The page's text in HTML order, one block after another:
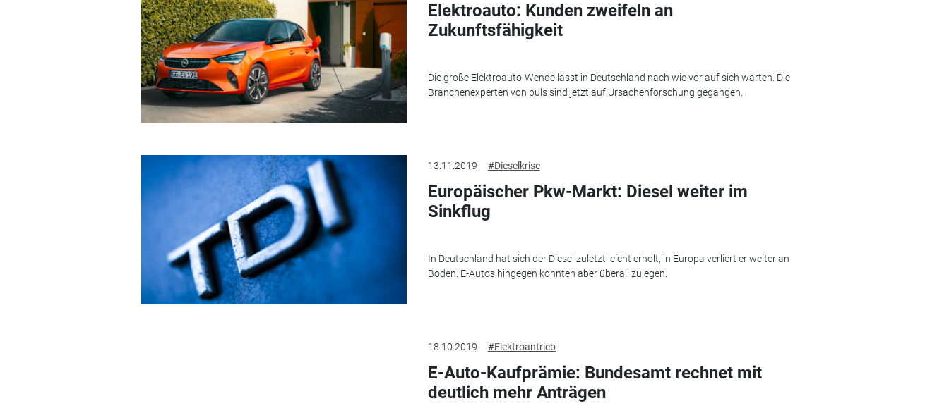
Elektroauto: Kunden zweifeln an
Zukunftsfähigkeit
Die große Elektroauto-Wende lässt in Deutschland nach wie vor auf sich warten. Die
Branchenexperten von puls sind jetzt auf Ursachenforschung gegangen.
13.11.2019 #Dieselkrise
Europäischer Pkw-Markt: Diesel weiter im
Sinkflug
In Deutschland hat sich der Diesel zuletzt leicht erholt, in Europa verliert er weiter an
Boden. E-Autos hingegen konnten aber überall zulegen.
18.10.2019 #Elektroantrieb
E-Auto-Kaufprämie: Bundesamt rechnet mit
deutlich mehr Anträgen